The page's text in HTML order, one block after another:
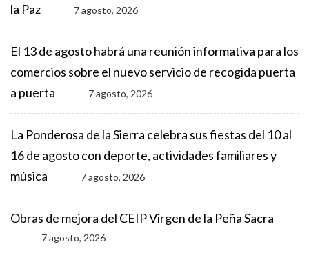
la Paz
7 agosto, 2026
El 13 de agosto habrá una reunión informativa para los
comercios sobre el nuevo servicio de recogida puerta
a puerta
7 agosto, 2026
La Ponderosa de la Sierra celebra sus fiestas del 10 al
16 de agosto con deporte, actividades familiares y
música
7 agosto, 2026
Obras de mejora del CEIP Virgen de la Peña Sacra
7 agosto, 2026